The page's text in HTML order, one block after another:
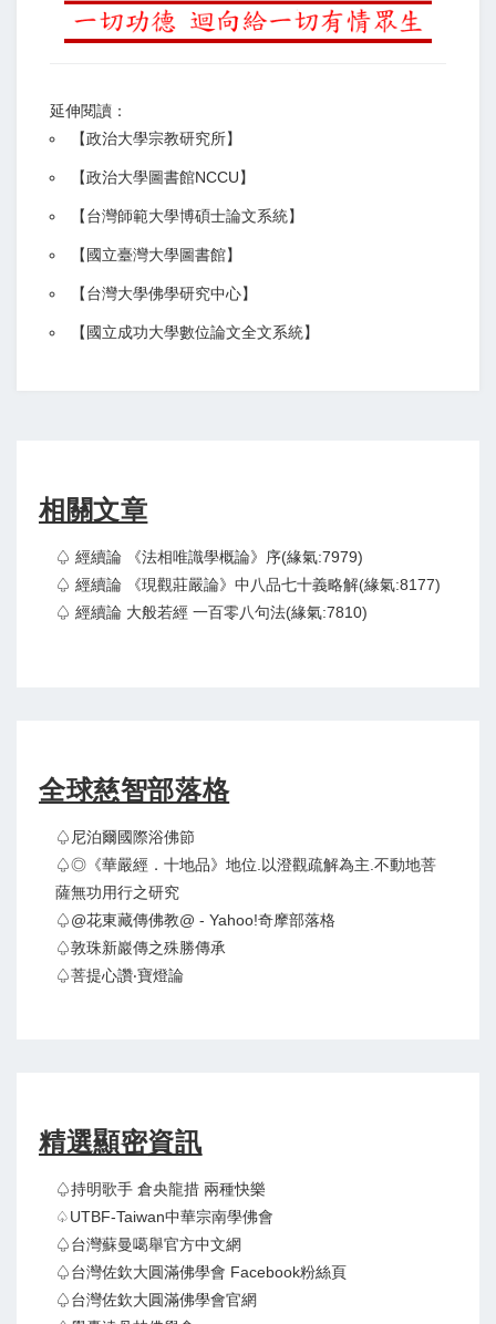
延伸閱讀：
【政治大學宗教研究所】
【政治大學圖書館NCCU】
【台灣師範大學博碩士論文系統】
【 國立臺灣大學圖書館】
【台灣大學佛學研究中心】
【 國立成功大學數位論文全文系統】
相關文章
♤ 經續論 《法相唯識學概論》序(緣氣:7979)
♤ 經續論 《現觀莊嚴論》中八品七十義略解(緣氣:8177)
♤ 經續論 大般若經 一百零八句法(緣氣:7810)
全球慈智部落格
♤尼泊爾國際浴佛節
♤◎《華嚴經．十地品》地位.以澄觀疏解為主.不動地菩
薩無功用行之研究
♤@花東藏傳佛教@ - Yahoo!奇摩部落格
♤敦珠新巖傳之殊勝傳承
♤菩提心讚‧寶燈論
精選顯密資訊
♤持明歌手 倉央龍措 兩種快樂
♤UTBF-Taiwan中華宗南學佛會
♤台灣蘇曼噶舉官方中文網
♤台灣佐欽大圓滿佛學會 Facebook粉絲頁
♤台灣佐欽大圓滿佛學會官網